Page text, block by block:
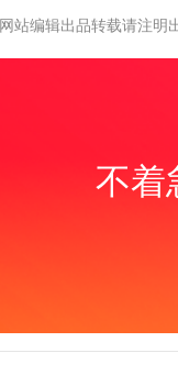
网站编辑出品转载请注明
不着